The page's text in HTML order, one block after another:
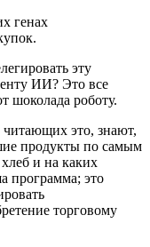
генах
эту
ИИ? Это все
шоколада роботу.
читающих это, знают,
продукты по самым
и на каких
программа; это
торговому